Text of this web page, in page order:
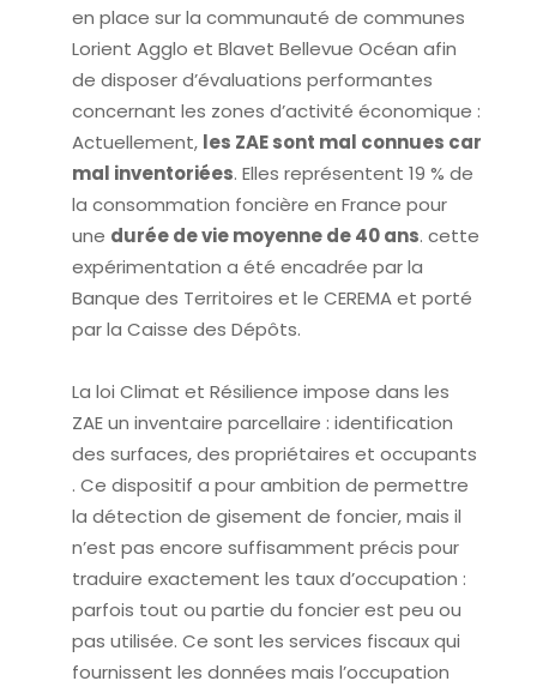
en place sur la communauté de communes
Lorient Agglo et Blavet Bellevue Océan afin
de disposer d’évaluations performantes
concernant les zones d’activité économique :
Actuellement, les ZAE sont mal connues car
mal inventoriées. Elles représentent 19 % de
la consommation foncière en France pour
une durée de vie moyenne de 40 ans. cette
expérimentation a été encadrée par la
Banque des Territoires et le CEREMA et porté
par la Caisse des Dépôts.
La loi Climat et Résilience impose dans les
ZAE un inventaire parcellaire : identification
des surfaces, des propriétaires et occupants
. Ce dispositif a pour ambition de permettre
la détection de gisement de foncier, mais il
n’est pas encore suffisamment précis pour
traduire exactement les taux d’occupation :
parfois tout ou partie du foncier est peu ou
pas utilisée. Ce sont les services fiscaux qui
fournissent les données mais l’occupation